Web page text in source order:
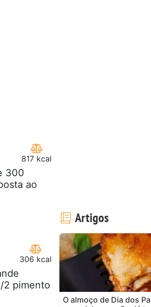
817 kcal
300
ao
306 kcal
2 pimento
Artigos
O almoço de Dia dos